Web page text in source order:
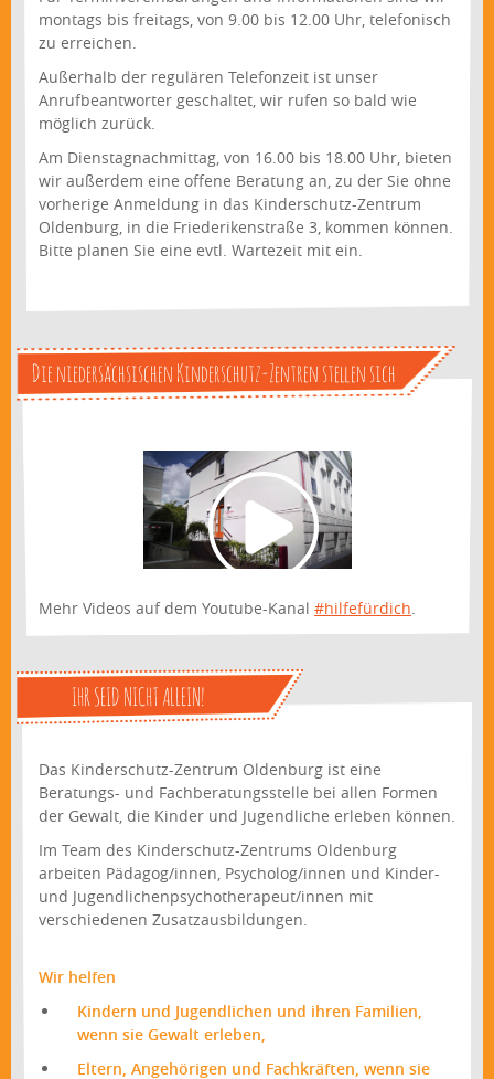
montags bis freitags, von 9.00 bis 12.00 Uhr, telefonisch
zu erreichen.
Außerhalb der regulären Telefonzeit ist unser
Anrufbeantworter geschaltet, wir rufen so bald wie
möglich zurück.
Am Dienstagnachmittag, von 16.00 bis 18.00 Uhr, bieten
wir außerdem eine offene Beratung an, zu der Sie ohne
vorherige Anmeldung in das Kinderschutz-Zentrum
Oldenburg, in die Friederikenstraße 3, kommen können.
Bitte planen Sie eine evtl. Wartezeit mit ein.
Die niedersächsischen Kinderschutz-Zentren stellen sich
Mehr Videos auf dem Youtube-Kanal #hilfefürdich
IHR SEID NICHT ALLEIN!
Das Kinderschutz-Zentrum Oldenburg ist eine
Beratungs- und Fachberatungsstelle bei allen Formen
der Gewalt, die Kinder und Jugendliche erleben können.
Im Team des Kinderschutz-Zentrums Oldenburg
arbeiten Pädagog/innen, Psycholog/innen und Kinder-
und Jugendlichenpsychotherapeut/innen mit
verschiedenen Zusatzausbildungen.
Wir helfen
Kindern und Jugendlichen und ihren Familien,
wenn sie Gewalt erleben,
Eltern, Angehörigen und Fachkräften, wenn sie